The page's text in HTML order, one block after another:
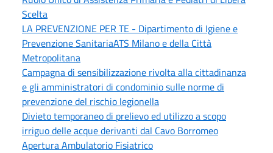
Scelta
LA PREVENZIONE PER TE - Dipartimento di Igiene e
Prevenzione SanitariaATS Milano e della Città
Metropolitana
Campagna di sensibilizzazione rivolta alla cittadinanza
e gli amministratori di condominio sulle norme di
prevenzione del rischio legionella
Divieto temporaneo di prelievo ed utilizzo a scopo
irriguo delle acque derivanti dal Cavo Borromeo
Apertura Ambulatorio Fisiatrico